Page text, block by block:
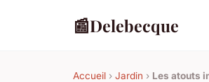
📰Delebecque
Accueil › Jardin › Les atouts